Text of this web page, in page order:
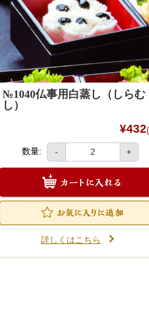
№1040仏事用白蒸し（しらむ
し）
¥432
数量: - +
詳しくはこちら